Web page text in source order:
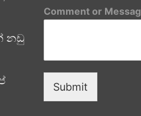
නඩු
Comment or
Submit